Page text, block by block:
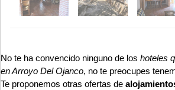
No te ha convencido ninguno de los hoteles
en Arroyo Del Ojanco, no te preocupes
Te proponemos otras ofertas de